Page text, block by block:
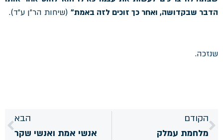
הדבר שבקדושה, ואחר כך זוכים לזה באמת" (שיחות הר"ן ע"ד).
שנזכה.
הקודם
מלחמת עמלק
הבא
אנשי אמת ואנשי שקר